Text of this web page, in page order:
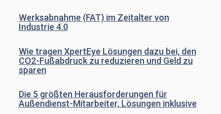
Werksabnahme (FAT) im Zeitalter von
Industrie 4.0
Wie tragen XpertEye Lösungen dazu bei, den
CO2-Fußabdruck zu reduzieren und Geld zu
sparen
Die 5 größten Herausforderungen für
Außendienst-Mitarbeiter, Lösungen inklusive